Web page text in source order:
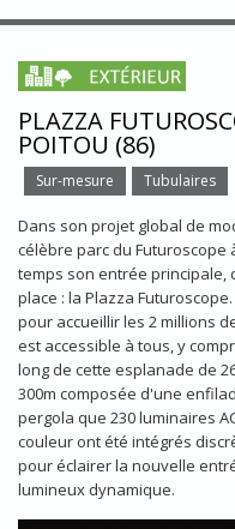
PLAZZA
POITOU (86)
Sur-mesure Tubulaires
Dans son projet global de
célèbre parc du Futuroscope
temps son entrée principale,
place : la Plazza
pour accueillir les 2 millions
est accessible à tous, y
long de cette esplanade de
300m composée d'une
pergola que 230 luminaires
couleur ont été intégrés
pour éclairer la nouvelle
lumineux dynamique.